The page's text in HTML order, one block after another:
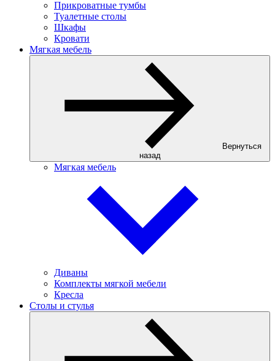
Прикроватные тумбы
Туалетные столы
Шкафы
Кровати
Мягкая мебель
Вернуться
назад
Мягкая мебель
Диваны
Комплекты мягкой мебели
Кресла
Столы и стулья